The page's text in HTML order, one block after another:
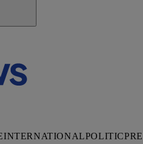
INTERNATIONALPOLITIC